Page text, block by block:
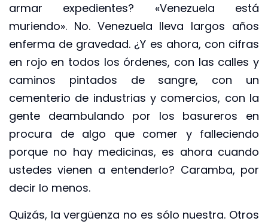
armar expedientes? «Venezuela está
muriendo». No. Venezuela lleva largos años
enferma de gravedad. ¿Y es ahora, con cifras
en rojo en todos los órdenes, con las calles y
caminos pintados de sangre, con un
cementerio de industrias y comercios, con la
gente deambulando por los basureros en
procura de algo que comer y falleciendo
porque no hay medicinas, es ahora cuando
ustedes vienen a entenderlo? Caramba, por
decir lo menos.
Quizás, la vergüenza no es sólo nuestra. Otros